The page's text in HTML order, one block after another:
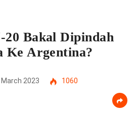
20 Bakal Dipindah
Ke Argentina?
March 2023 1060